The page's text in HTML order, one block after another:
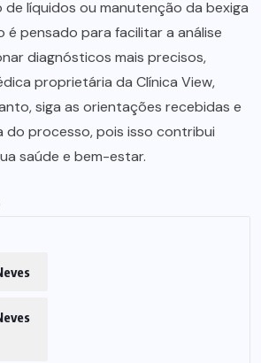
de líquidos ou manutenção da bexiga
é pensado para facilitar a análise
diagnósticos mais precisos,
proprietária da Clínica View,
siga as orientações recebidas e
do processo, pois isso contribui
saúde e bem-estar.